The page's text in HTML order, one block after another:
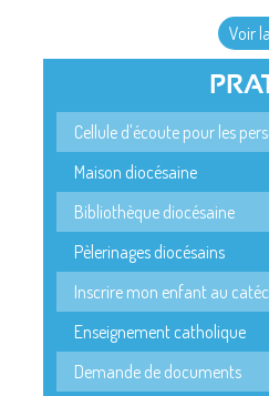
Voir
Cellule d'écoute pour les
Maison diocésaine
Bibliothèque diocésaine
Pèlerinages diocésains
Inscrire mon enfant au
Enseignement catholique
Demande de documents